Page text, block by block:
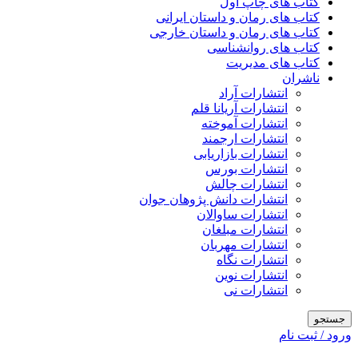
کتاب های رمان و داستان ایرانی
کتاب های رمان و داستان خارجی
کتاب های روانشناسی
کتاب های مدیریت
ناشران
انتشارات آراد
انتشارات آریانا قلم
انتشارات آموخته
انتشارات ارجمند
انتشارات بازاریابی
انتشارات بورس
انتشارات چالش
انتشارات دانش پژوهان جوان
انتشارات ساوالان
انتشارات مبلغان
انتشارات مهربان
انتشارات نگاه
انتشارات نوین
انتشارات نی
جستجو
ورود / ثبت نام